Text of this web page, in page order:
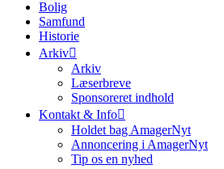
Bolig
Samfund
Historie
Arkiv
Arkiv
Læserbreve
Sponsoreret indhold
Kontakt & Info
Holdet bag AmagerNyt
Annoncering i AmagerNyt
Tip os en nyhed